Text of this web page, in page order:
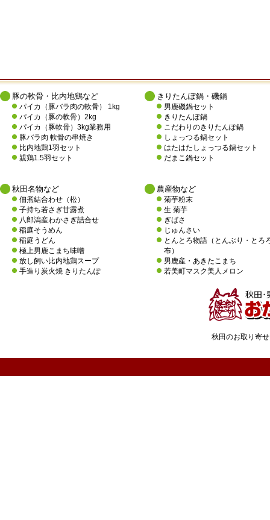
豚の軟骨・比内地鶏など
パイカ（豚バラ肉の軟骨） 1kg
パイカ（豚の軟骨）2kg
パイカ（豚軟骨）3kg業務用
豚バラ肉 軟骨の串焼き
比内地鶏1羽セット
親鶏1.5羽セット
きりたんぽ鍋・磯鍋
男鹿磯鍋セット
きりたんぽ鍋
こだわりのきりたんぽ鍋
しょっつる鍋セット
はたはたしょっつる鍋セット
だまこ鍋セット
秋田名物など
佃煮結合わせ（松）
子持ち若さぎ甘露煮
八郎潟産わかさぎ詰合せ
稲庭そうめん
稲庭うどん
極上男鹿こまち味噌
放し飼い比内地鶏スープ
手造り炭火焼 きりたんぽ
農産物など
菊芋粉末
生 菊芋
ぎばさ
じゅんさい
とんとろ物語（とんぶり・とろ
布）
男鹿産・あきたこまち
若美町マスク美人メロン
秋田のお取り寄